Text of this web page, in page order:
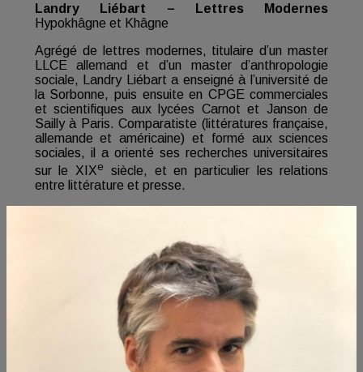
Landry Liébart – Lettres Modernes
Hypokhâgne et Khâgne
Agrégé de lettres modernes, titulaire d’un master
LLCE allemand et d’un master d’anthropologie
sociale, Landry Liébart a enseigné à l’université de
la Sorbonne, puis ensuite en CPGE commerciales
et scientifiques aux lycées Carnot et Janson de
Sailly à Paris. Comparatiste (littératures française,
allemande et américaine) et formé aux sciences
sociales, il a orienté ses recherches universitaires
sur le XIXe siècle, et en particulier les relations
entre littérature et presse.